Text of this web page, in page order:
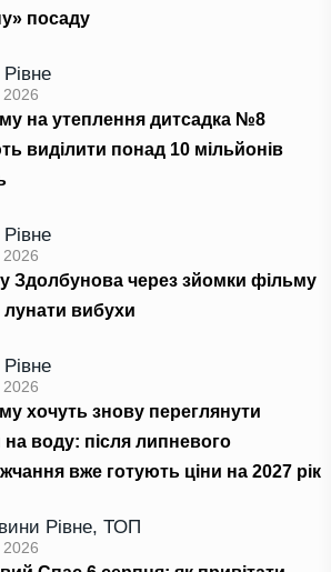
посаду
на утеплення дитсадка №8
виділити понад 10 мільйонів
Здолбунова через зйомки фільму
вибухи
хочуть знову переглянути
воду: після липневого
вже готують ціни на 2027 рік
Рівне, ТОП